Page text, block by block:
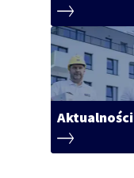
Aktualności